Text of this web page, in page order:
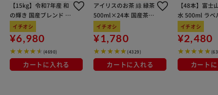
【サメ軟骨＆ツナスティック】
食べやすく、また手でちぎって与えることができる、サメ軟
骨を細かく砕いてツナとともに焼き上げたスティックタイ
プ。
スティック状で食べやすいので、超小型犬や歯が弱くなった
シニア犬にもおすすめです。
【15kg】令和7年産 和
の輝き 国産ブレンド 5
kg×3袋
イチオシ
¥6,980
(4690)
カートに入れる
アイリスのお茶 綠 緑茶
500ml×24本 国産茶葉
100％使用
イチオシ
¥1,780
(4329)
カートに入れる
【48本】富士
水 500ml ラベ
イチオシ
¥2,480
カート